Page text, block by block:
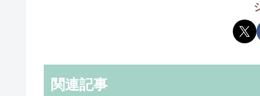
関連記事